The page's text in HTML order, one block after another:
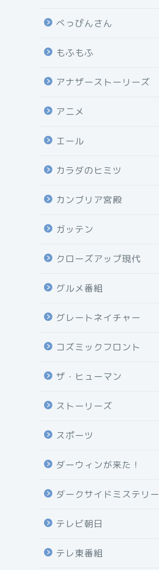
べっぴんさん
もふもふ
アナザーストーリーズ
アニメ
エール
カラダのヒミツ
カンブリア宮殿
ガッテン
クローズアップ現代
グルメ番組
グレートネイチャー
コズミックフロント
ザ・ヒューマン
ストーリーズ
スポーツ
ダーウィンが来た！
ダークサイドミステリー
テレビ朝日
テレ東番組